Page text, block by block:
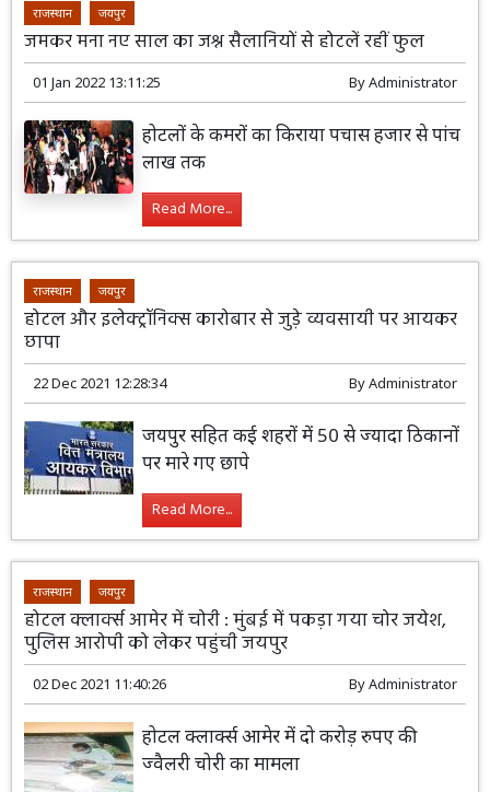
राजस्थान जयपुर
जमकर मना नए साल का जश्न सैलानियों से होटलें रहीं फुल
01 Jan 2022 13:11:25 ByAdministrator
होटलों के कमरों का किराया पचास हजार से पांच
लाख तक
Read More...
राजस्थान जयपुर
होटल और इलेक्ट्रॉनिक्स कारोबार से जुड़े व्यवसायी पर आयकर
छापा
22 Dec 2021 12:28:34 ByAdministrator
जयपुर सहित कई शहरों में 50 से ज्यादा ठिकानों
पर मारे गए छापे
Read More...
राजस्थान जयपुर
होटल क्लार्क्स आमेर में चोरी : मुंबई में पकड़ा गया चोर जयेश,
पुलिस आरोपी को लेकर पहुंची जयपुर
02 Dec 2021 11:40:26 ByAdministrator
होटल क्लार्क्स आमेर में दो करोड़ रुपए की
ज्वैलरी चोरी का मामला